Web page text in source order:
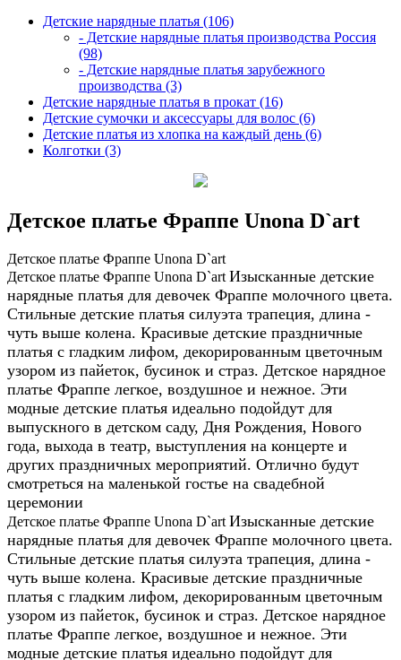
Детские нарядные платья (106)
- Детские нарядные платья производства Россия
(98)
- Детские нарядные платья зарубежного
производства (3)
Детские нарядные платья в прокат (16)
Детские сумочки и аксессуары для волос (6)
Детские платья из хлопка на каждый день (6)
Колготки (3)
Детское платье Фраппе Unona D`art
Детское платье Фраппе Unona D`art
Детское платье Фраппе Unona D`art Изысканные детские
нарядные платья для девочек Фраппе молочного цвета.
Стильные детские платья силуэта трапеция, длина -
чуть выше колена. Красивые детские праздничные
платья с гладким лифом, декорированным цветочным
узором из пайеток, бусинок и страз. Детское нарядное
платье Фраппе легкое, воздушное и нежное. Эти
модные детские платья идеально подойдут для
выпускного в детском саду, Дня Рождения, Нового
года, выхода в театр, выступления на концерте и
других праздничных мероприятий. Отлично будут
смотреться на маленькой гостье на свадебной
церемонии
Детское платье Фраппе Unona D`art Изысканные детские
нарядные платья для девочек Фраппе молочного цвета.
Стильные детские платья силуэта трапеция, длина -
чуть выше колена. Красивые детские праздничные
платья с гладким лифом, декорированным цветочным
узором из пайеток, бусинок и страз. Детское нарядное
платье Фраппе легкое, воздушное и нежное. Эти
модные детские платья идеально подойдут для